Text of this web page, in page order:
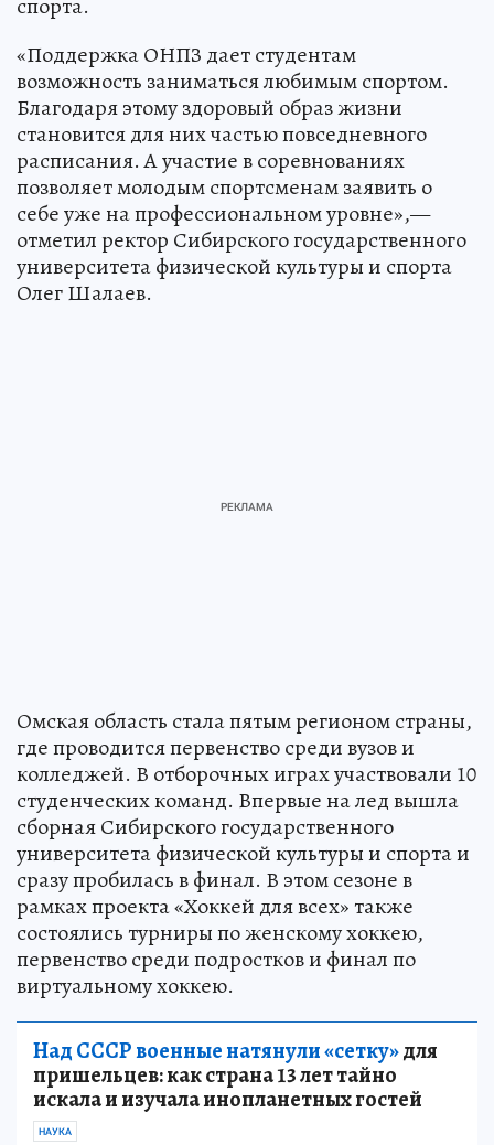
«Поддержка ОНПЗ дает студентам
возможность заниматься любимым спортом.
Благодаря этому здоровый образ жизни
становится для них частью повседневного
расписания. А участие в соревнованиях
позволяет молодым спортсменам заявить о
себе уже на профессиональном уровне»,—
отметил ректор Сибирского государственного
университета физической культуры и спорта
Олег Шалаев.
Омская область стала пятым регионом страны,
где проводится первенство среди вузов и
колледжей. В отборочных играх участвовали 10
студенческих команд. Впервые на лед вышла
сборная Сибирского государственного
университета физической культуры и спорта и
сразу пробилась в финал. В этом сезоне в
рамках проекта «Хоккей для всех» также
состоялись турниры по женскому хоккею,
первенство среди подростков и финал по
виртуальному хоккею.
Над СССР военные натянули «сетку»для
пришельцев: как страна 13 лет тайно
искала и изучала инопланетных гостей
НАУКА